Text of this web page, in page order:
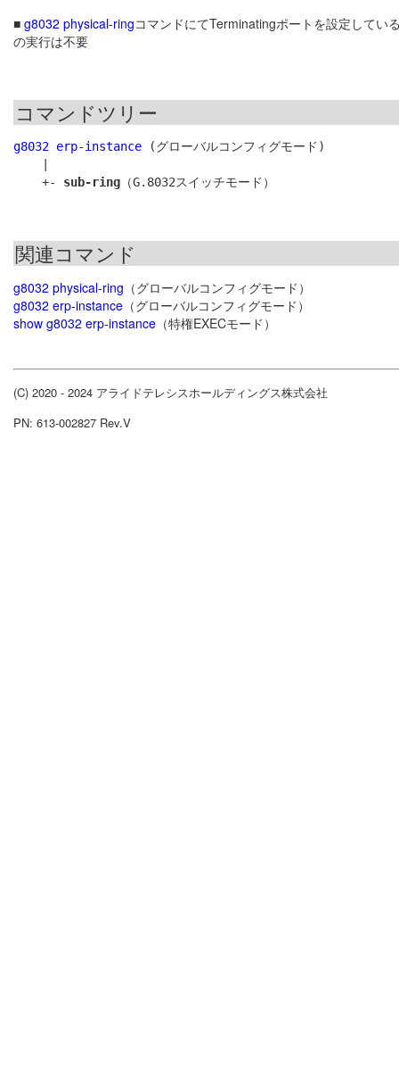
■ g8032 physical-ringコマンドにてTerminatingポートを設定してい
の実行は不要
コマンドツリー
g8032 erp-instance (グローバルコンフィグモード)
    +-
sub-ring
関連コマンド
g8032 physical-ring （グローバルコンフィグモード）
g8032 erp-instance （グローバルコンフィグモード）
show g8032 erp-instance （特権EXECモード）
(C) 2020 - 2024 アライドテレシスホールディングス株式会社
PN: 613-002827 Rev.V